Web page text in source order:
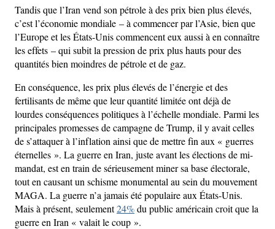
Tandis que l’Iran vend son pétrole à des prix bien plus élevés,
c’est l’économie mondiale – à commencer par l’Asie, bien que
l’Europe et les États-Unis commencent eux aussi à en connaître
les effets – qui subit la pression de prix plus hauts pour des
quantités bien moindres de pétrole et de gaz.
En conséquence, les prix plus élevés de l’énergie et des
fertilisants de même que leur quantité limitée ont déjà de
lourdes conséquences politiques à l’échelle mondiale. Parmi les
principales promesses de campagne de Trump, il y avait celles
de s’attaquer à l’inflation ainsi que de mettre fin aux « guerres
éternelles ». La guerre en Iran, juste avant les élections de mi-
mandat, est en train de sérieusement miner sa base électorale,
tout en causant un schisme monumental au sein du mouvement
MAGA. La guerre n’a jamais été populaire aux États-Unis.
Mais à présent, seulement24%du public américain croit que la
guerre en Iran « valait le coup ».